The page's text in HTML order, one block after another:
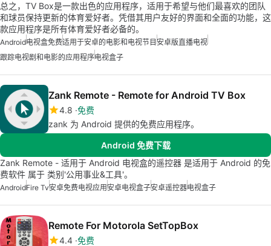
总之，TV Box是一款出色的应用程序，适用于希望与他们最喜欢的团队
和球员保持更新的体育爱好者。凭借其用户友好的界面和全面的功能，这
款应用程序是所有体育爱好者必备的。
Android电视盒免费适用于安卓的电影和电视节目 安卓版直播电视
跟踪电视剧和电影的应用程序电视盒子
Zank Remote - Remote for Android TV Box
4.8 免费
zank 为 Android 提供的免费应用程序。
Android 免费下载
Zank Remote - 适用于 Android 电视盒的遥控器 是适用于 Android 的免
费软件 属于 类别'公用事业&工具'。
AndroidFire Tv安卓免费电视应用安卓电视盒子安卓遥控器电视盒子
Remote For Motorola SetTopBox
4.4 免费